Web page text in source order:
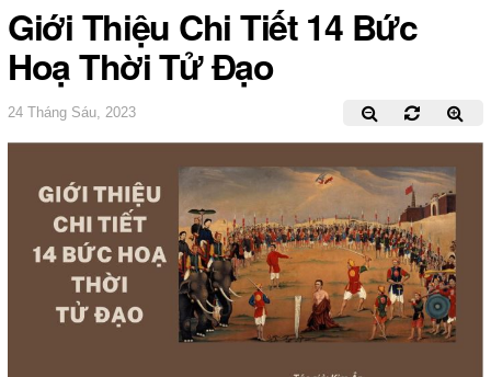
Giới Thiệu Chi Tiết 14 Bức
Hoạ Thời Tử Đạo
24 Tháng Sáu, 2023